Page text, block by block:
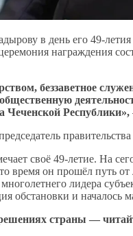
в день его 49-
награждения
беззаветное
Чеченской Республики»,
своё 49-летие. На
время он прошёл путь
лидера
обстановки и началось
страны —